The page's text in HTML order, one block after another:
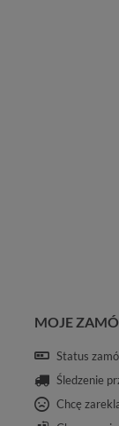
MOJE
Status
Śledzenie
Chcę